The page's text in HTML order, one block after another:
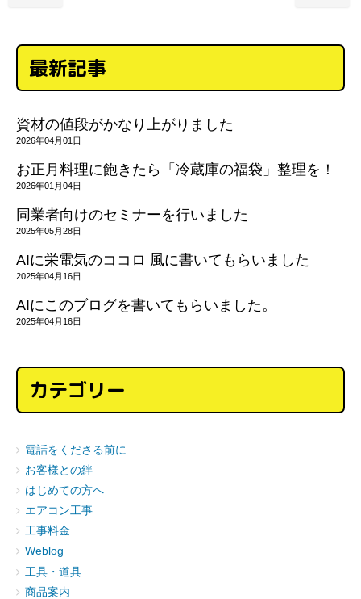
最新記事
資材の値段がかなり上がりました
2026年04月01日
お正月料理に飽きたら「冷蔵庫の福袋」整理を！
2026年01月04日
同業者向けのセミナーを行いました
2025年05月28日
AIに栄電気のココロ 風に書いてもらいました
2025年04月16日
AIにこのブログを書いてもらいました。
2025年04月16日
カテゴリー
電話をくださる前に
お客様との絆
はじめての方へ
エアコン工事
工事料金
Weblog
工具・道具
商品案内